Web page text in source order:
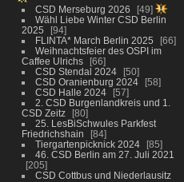
CSD Merseburg 2026
49
Wähl Liebe Winter CSD Berlin
2025
94
FLINTA* March Berlin 2025
66
Weihnachtsfeier des OSPI im
Caffee Ulrichs
66
CSD Stendal 2024
50
CSD Oranienburg 2024
58
CSD Halle 2024
57
2. CSD Burgenlandkreis und 1.
CSD Zeitz
80
25. LesBiSchwules Parkfest
Friedrichshain
84
Tiergartenpicknick 2024
85
46. CSD Berlin am 27. Juli 2021
205
CSD Cottbus und Niederlausitz